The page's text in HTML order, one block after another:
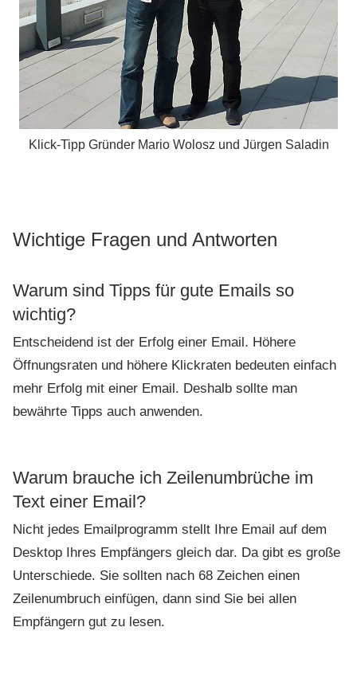
Klick-Tipp Gründer Mario Wolosz und Jürgen Saladin
Wichtige Fragen und Antworten
Warum sind Tipps für gute Emails so
wichtig?
Entscheidend ist der Erfolg einer Email. Höhere
Öffnungsraten und höhere Klickraten bedeuten einfach
mehr Erfolg mit einer Email. Deshalb sollte man
bewährte Tipps auch anwenden.
Warum brauche ich Zeilenumbrüche im
Text einer Email?
Nicht jedes Emailprogramm stellt Ihre Email auf dem
Desktop Ihres Empfängers gleich dar. Da gibt es große
Unterschiede. Sie sollten nach 68 Zeichen einen
Zeilenumbruch einfügen, dann sind Sie bei allen
Empfängern gut zu lesen.